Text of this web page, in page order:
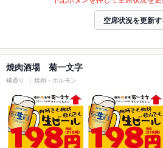
空席状況を更新
焼肉酒場 菊一文字
橘通り 焼肉・ホルモン